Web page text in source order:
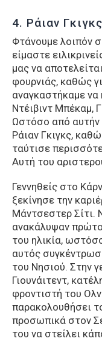
4. Ράιαν Γκιγκς
Φτάνουμε λοιπόν
είμαστε
μας να
φουρνιάς, καθώς
αναγκαστήκαμε
Ντέιβιντ Μπέκαμ,
Ωστόσο από αυτήν
Ράιαν Γκιγκς,
ταύτισε
Αυτή του
Γεννηθείς στο
ξεκίνησε την
Μάντσεστερ Σίτι.
ανακάλυψαν
του ηλικία,
αυτός
του Νησιού. Στην
Γιουνάιτεντ,
φροντιστή του
παρακολουθήσει
προσωπικά στον
του να στείλει